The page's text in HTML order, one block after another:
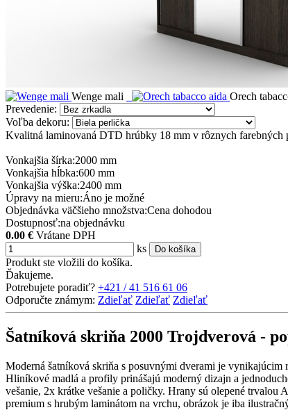
Wenge mali Orech
Prevedenie:
Voľba dekoru:
Kvalitná laminovaná DTD hrúbky 18 mm v rôznych farebných
Vonkajšia šírka:2000 mm
Vonkajšia hĺbka:600 mm
Vonkajšia výška:2400 mm
Úpravy na mieru:Áno je možné
Objednávka väčšieho množstva:Cena dohodou
Dostupnosť:na objednávku
0.00 € Vrátane DPH
ks
Do košíka
Produkt ste vložili do košíka.
Ďakujeme.
Potrebujete poradiť? +421 / 41 516 61 06
Odporučte známym: Zdieľať Zdieľať Zdieľať
Šatníková skriňa 2000 Trojdverová -
Moderná šatníková skriňa s posuvnými dverami je
Hliníkové madlá a profily prinášajú moderný dizajn a
vešanie, 2x krátke vešanie a poličky. Hrany sú olepené
premium s hrubým laminátom na vrchu, obrázok je iba